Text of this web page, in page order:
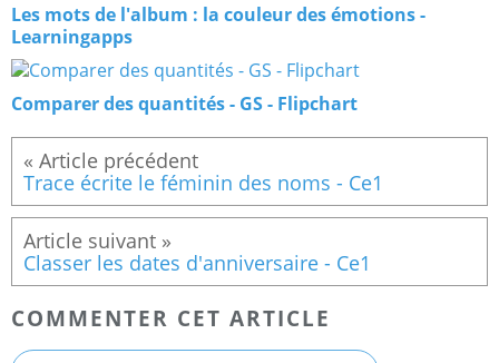
Les mots de l'album : la couleur des émotions -
Learningapps
Comparer des quantités - GS - Flipchart
Trace écrite le féminin des noms - Ce1
Classer les dates d'anniversaire - Ce1
COMMENTER CET ARTICLE